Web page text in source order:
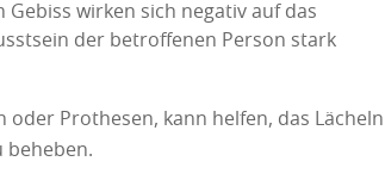
wirken sich negativ auf das
der betroffenen Person stark
oder Prothesen, kann helfen, das Lächeln
beheben.